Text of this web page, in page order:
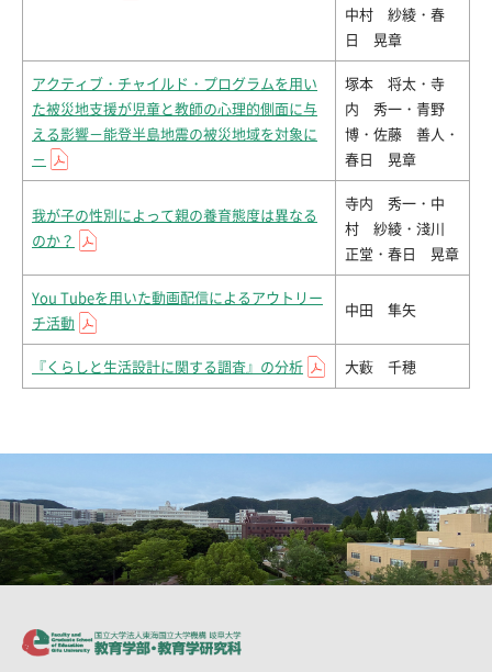
中村 紗綾・春
日 晃章
アクティブ・チャイルド・プログラムを用い
た被災地支援が児童と教師の心理的側面に与
える影響－能登半島地震の被災地域を対象に
－
塚本 将太・寺
内 秀一・青野
博・佐藤 善人・
春日 晃章
我が子の性別によって親の養育態度は異なる
のか？
寺内 秀一・中
村 紗綾・淺川
正堂・春日 晃章
You Tubeを用いた動画配信によるアウトリー
チ活動
中田 隼矢
『くらしと生活設計に関する調査』の分析 大藪 千穂